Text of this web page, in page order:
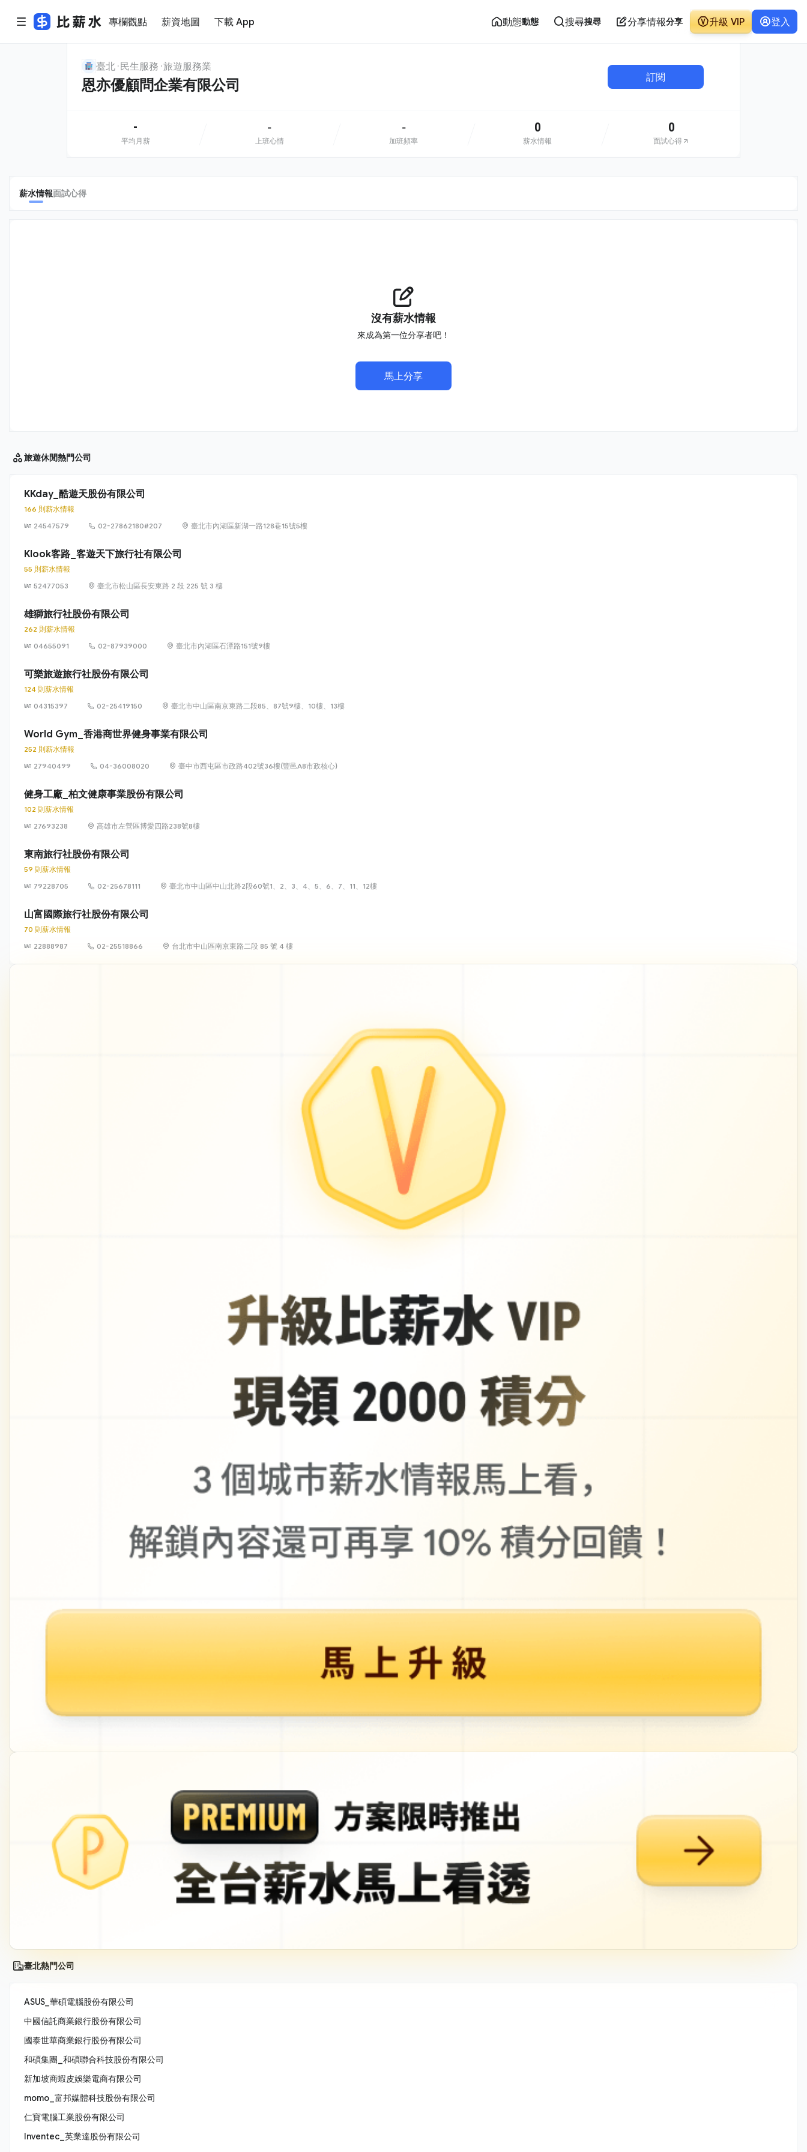
專欄觀點 薪資地圖 下載 App 動態動態 搜尋搜尋 分享情報分享 升級 VIP 登入
臺北 民生服務 旅遊服務業
恩亦優顧問企業有限公司 訂閱
-
平均月薪
-
上班心情
-
加班頻率
0
薪水情報
0
面試心得
薪水情報面試心得
沒有薪水情報
來成為第一位分享者吧！
馬上分享
旅遊休閒熱門公司
KKday_酷遊天股份有限公司
166 則薪水情報
24547579
02-27862180#207 臺北市內湖區新湖一路128巷15號5樓
Klook客路_客遊天下旅行社有限公司
55 則薪水情報
52477053
臺北市松山區長安東路 2 段 225 號 3 樓
雄獅旅行社股份有限公司
262 則薪水情報
04655091
02-87939000 臺北市內湖區石潭路151號9樓
可樂旅遊旅行社股份有限公司
124 則薪水情報
04315397
02-25419150 臺北市中山區南京東路二段85、87號9樓、10樓、13樓
World Gym_香港商世界健身事業有限公司
252 則薪水情報
27940499
04-36008020 臺中市西屯區市政路402號36樓(豐邑A8市政核心)
健身工廠_柏文健康事業股份有限公司
102 則薪水情報
27693238
高雄市左營區博愛四路238號8樓
東南旅行社股份有限公司
59 則薪水情報
79228705
02-25678111 臺北市中山區中山北路2段60號1、2、3、4、5、6、7、11、12樓
山富國際旅行社股份有限公司
70 則薪水情報
22888987
02-25518866 台北市中山區南京東路二段 85 號 4 樓
臺北熱門公司
ASUS_華碩電腦股份有限公司
中國信託商業銀行股份有限公司
國泰世華商業銀行股份有限公司
和碩集團_和碩聯合科技股份有限公司
新加坡商蝦皮娛樂電商有限公司
momo_富邦媒體科技股份有限公司
仁寶電腦工業股份有限公司
Inventec_英業達股份有限公司